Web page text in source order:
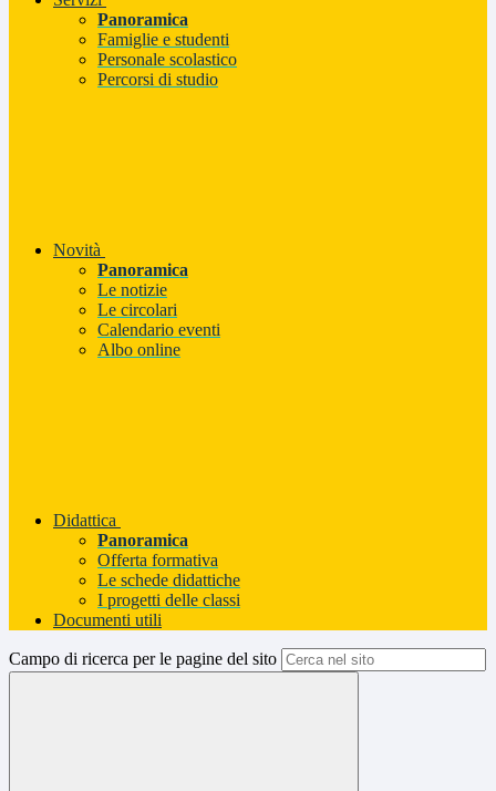
Panoramica
Famiglie e studenti
Personale scolastico
Percorsi di studio
Novità
Panoramica
Le notizie
Le circolari
Calendario eventi
Albo online
Didattica
Panoramica
Offerta formativa
Le schede didattiche
I progetti delle classi
Documenti utili
Campo di ricerca per le pagine del sito